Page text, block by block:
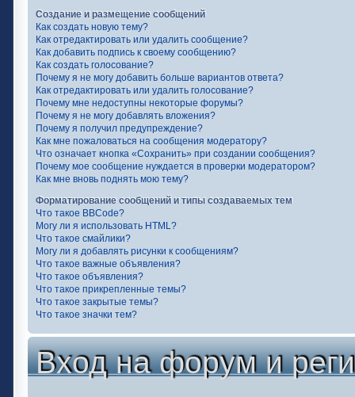
Создание и размещение сообщений
Как создать новую тему?
Как отредактировать или удалить сообщение?
Как добавить подпись к своему сообщению?
Как создать голосование?
Почему я не могу добавить больше вариантов ответа?
Как отредактировать или удалить голосование?
Почему мне недоступны некоторые форумы?
Почему я не могу добавлять вложения?
Почему я получил предупреждение?
Как мне пожаловаться на сообщения модератору?
Что означает кнопка «Сохранить» при создании сообщения?
Почему мое сообщение нуждается в проверки модератором?
Как мне вновь поднять мою тему?
Форматирование сообщений и типы создаваемых тем
Что такое BBCode?
Могу ли я использовать HTML?
Что такое смайлики?
Могу ли я добавлять рисунки к сообщениям?
Что такое важные объявления?
Что такое объявления?
Что такое прикрепленные темы?
Что такое закрытые темы?
Что такое значки тем?
Вход на форум и